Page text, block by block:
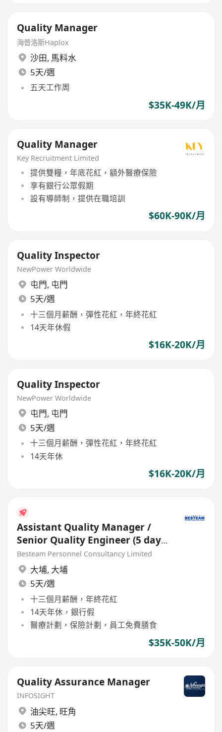
Quality Manager
海普洛斯Haplox
沙田, 馬料水
5天/週
五天工作周
$35K-49K/月
Quality Manager
Key Recruitment Limited
提供雙糧，年底花紅，額外醫療保險
享有銀行公眾假期
設有導師制，提供在職培訓
$60K-90K/月
Quality Inspector
NewPower Worldwide
屯門, 屯門
5天/週
十三個月薪酬，彈性花紅，年終花紅
14天年休假
$16K-20K/月
Quality Inspector
NewPower Worldwide
屯門, 屯門
5天/週
十三個月薪酬，彈性花紅，年終花紅
14天年休
$16K-20K/月
Assistant Quality Manager /
Senior Quality Engineer (5 days
/ 35-50K)
Besteam Personnel Consultancy Limited
大埔, 大埔
5天/週
十三個月薪酬，年終花紅
14天年休，銀行假
醫療計劃，保險計劃，員工免費膳食
$35K-50K/月
Quality Assurance Manager
INFOSIGHT
油尖旺, 旺角
5天/週